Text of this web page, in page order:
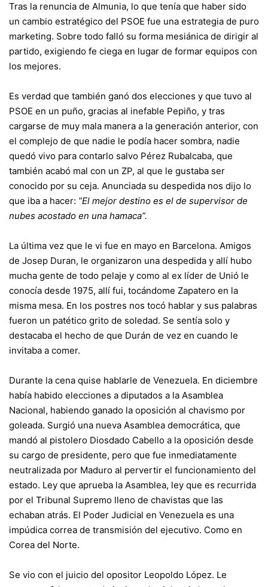
Tras la renuncia de Almunia, lo que tenía que haber sido
un cambio estratégico del PSOE fue una estrategia de puro
marketing. Sobre todo falló su forma mesiánica de dirigir al
partido, exigiendo fe ciega en lugar de formar equipos con
los mejores.
Es verdad que también ganó dos elecciones y que tuvo al
PSOE en un puño, gracias al inefable Pepiño, y tras
cargarse de muy mala manera a la generación anterior, con
el complejo de que nadie le podía hacer sombra, nadie
quedó vivo para contarlo salvo Pérez Rubalcaba, que
también acabó mal con un ZP, al que le gustaba ser
conocido por su ceja. Anunciada su despedida nos dijo lo
que iba a hacer: ”El mejor destino es el de supervisor de
nubes acostado en una hamaca”.
La última vez que le vi fue en mayo en Barcelona. Amigos
de Josep Duran, le organizaron una despedida y allí hubo
mucha gente de todo pelaje y como al ex líder de Unió le
conocía desde 1975, allí fui, tocándome Zapatero en la
misma mesa. En los postres nos tocó hablar y sus palabras
fueron un patético grito de soledad. Se sentía solo y
destacaba el hecho de que Durán de vez en cuando le
invitaba a comer.
Durante la cena quise hablarle de Venezuela. En diciembre
había habido elecciones a diputados a la Asamblea
Nacional, habiendo ganado la oposición al chavismo por
goleada. Surgió una nueva Asamblea democrática, que
mandó al pistolero Diosdado Cabello a la oposición desde
su cargo de presidente, pero que fue inmediatamente
neutralizada por Maduro al pervertir el funcionamiento del
estado. Ley que aprueba la Asamblea, ley que es recurrida
por el Tribunal Supremo lleno de chavistas que las
echaban atrás. El Poder Judicial en Venezuela es una
impúdica correa de transmisión del ejecutivo. Como en
Corea del Norte.
Se vio con el juicio del opositor Leopoldo López. Le